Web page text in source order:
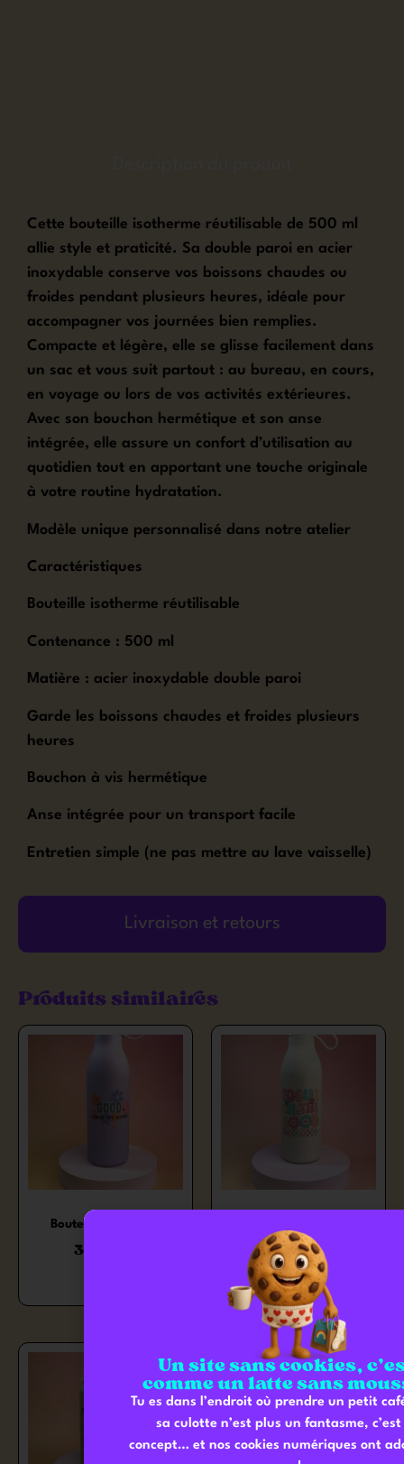
Livraison et retours
Cette bouteille isotherme réutilisable de 500 ml
allie style et praticité. Sa double paroi en acier
inoxydable conserve vos boissons chaudes ou
froides pendant plusieurs heures, idéale pour
accompagner vos journées bien remplies.
Compacte et légère, elle se glisse facilement dans
un sac et vous suit partout : au bureau, en cours,
en voyage ou lors de vos activités extérieures.
Avec son bouchon hermétique et son anse
intégrée, elle assure un confort d’utilisation au
quotidien tout en apportant une touche originale
à votre routine hydratation.
Modèle unique personnalisé dans notre atelier
Caractéristiques
Bouteille isotherme réutilisable
Contenance : 500 ml
Matière : acier inoxydable double paroi
Garde les boissons chaudes et froides plusieurs
heures
Bouchon à vis hermétique
Anse intégrée pour un transport facile
Entretien simple (ne pas mettre au lave vaisselle)
Produits similaires
Bouteille isotherme
30,00 30,00€
Un site sans cookies,
comme un latte sans
Tu es dans l’endroit où prendre un petit
sa culotte n’est plus un fantasme, c’est
concept… et nos cookies numériques ont